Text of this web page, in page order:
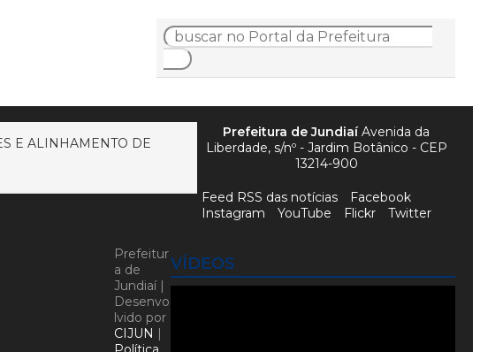
E ALINHAMENTO DE
VÍDEOS
Prefeitura de JundiaíAvenida da
Liberdade, s/nº - Jardim Botânico - CEP
13214-900
Feed RSS das notícias
Facebook
Instagram
YouTube Flickr Twitter
Prefeitur
a de
Jundiaí |
Desenvo
lvido por
CIJUN |